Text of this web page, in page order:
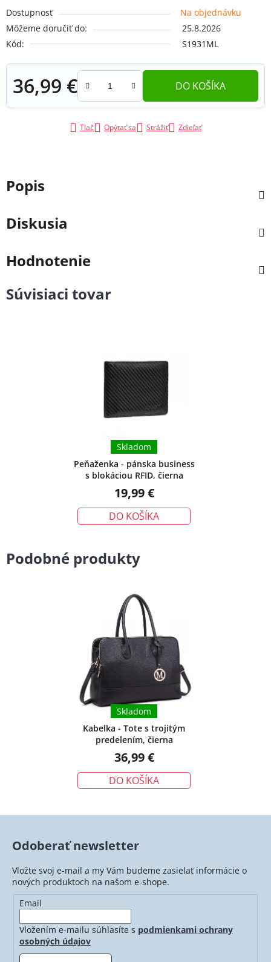
Dostupnosť
Na objednávku
Môžeme doručiť do:
25.8.2026
Kód:
S1931ML
36,99 €
Jednotková cena:
DO KOŠÍKA
Tlač Opýtať sa Strážiť Zdieľať
Popis
Diskusia
Hodnotenie
Súvisiaci tovar
Peňaženka - pánska business
s blokáciou RFID, čierna
Skladom
19,99 €
DO KOŠÍKA
Podobné produkty
Kabelka - Tote s trojitým
predelením, čierna
Skladom
36,99 €
DO KOŠÍKA
Odoberať newsletter
Vložte svoj e-mail a my Vám budeme zasielať informácie o
nových produktoch na našom e-shope.
Email
Vložením e-mailu súhlasíte s podmienkami ochrany
osobných údajov